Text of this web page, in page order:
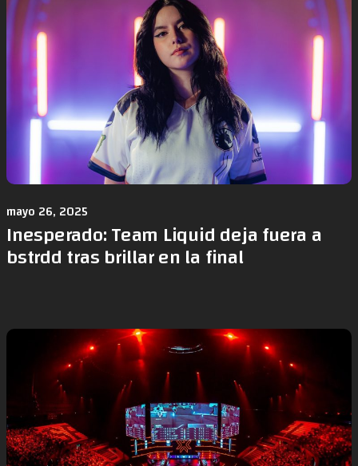
mayo 26, 2025
Inesperado: Team Liquid deja fuera a
bstrdd tras brillar en la final